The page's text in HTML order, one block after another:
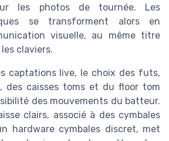
les photos de tournée. Les
se transforment alors en
visuelle, au même titre
claviers.
captations live, le choix des futs,
des caisses toms et du floor tom
des mouvements du batteur.
clairs, associé à des cymbales
hardware cymbales discret, met